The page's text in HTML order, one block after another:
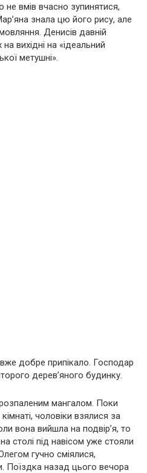
вмів вчасно зупинятися,
знала цю його рису, але
Денисів давній
вихідні на «ідеальний
метушні».
добре припікало. Господар
дерев’яного будинку.
мангалом. Поки
чоловіки взялися за
вона вийшла на подвір’я, то
столі під навісом уже стояли
гучно сміялися,
Поїздка назад цього вечора